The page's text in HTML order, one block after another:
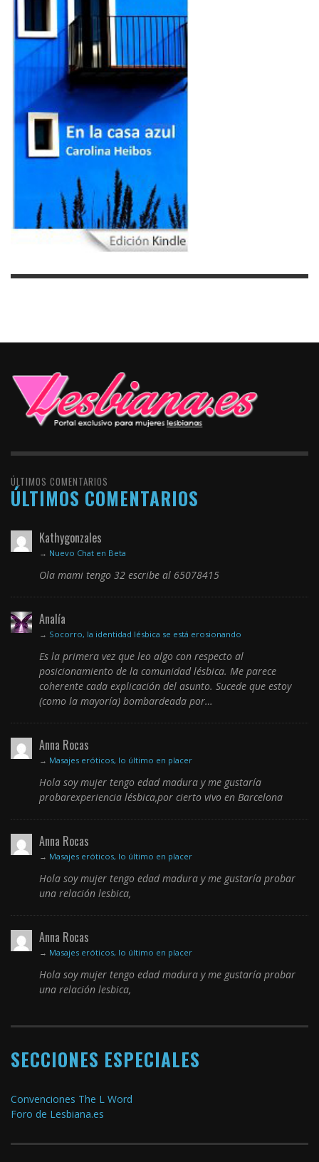
ÚLTIMOS COMENTARIOS
ÚLTIMOS COMENTARIOS
Kathygonzales
→ Nuevo Chat en Beta
Ola mami tengo 32 escribe al 65078415
Analía
→ Socorro, la identidad lésbica se está erosionando
Es la primera vez que leo algo con respecto al
posicionamiento de la comunidad lésbica. Me parece
coherente cada explicación del asunto. Sucede que estoy
(como la mayoría) bombardeada por…
Anna Rocas
→ Masajes eróticos, lo último en placer
Hola soy mujer tengo edad madura y me gustaría
probarexperiencia lésbica,por cierto vivo en Barcelona
Anna Rocas
→ Masajes eróticos, lo último en placer
Hola soy mujer tengo edad madura y me gustaría probar
una relación lesbica,
Anna Rocas
→ Masajes eróticos, lo último en placer
Hola soy mujer tengo edad madura y me gustaría probar
una relación lesbica,
SECCIONES ESPECIALES
Convenciones The L Word
Foro de Lesbiana.es